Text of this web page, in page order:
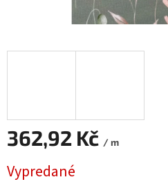
362,92 Kč / m
cena:
Vypredané